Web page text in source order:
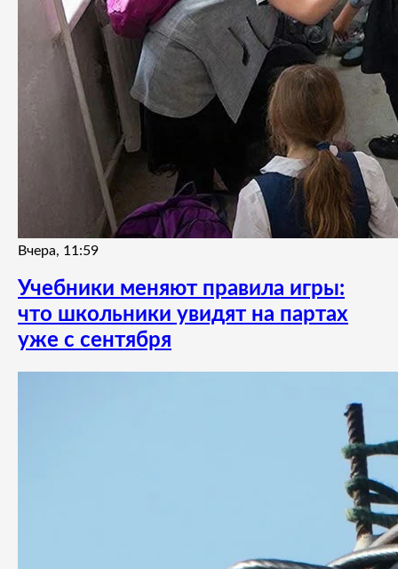
Вчера, 11:59
Учебники меняют правила игры:
что школьники увидят на партах
уже с сентября